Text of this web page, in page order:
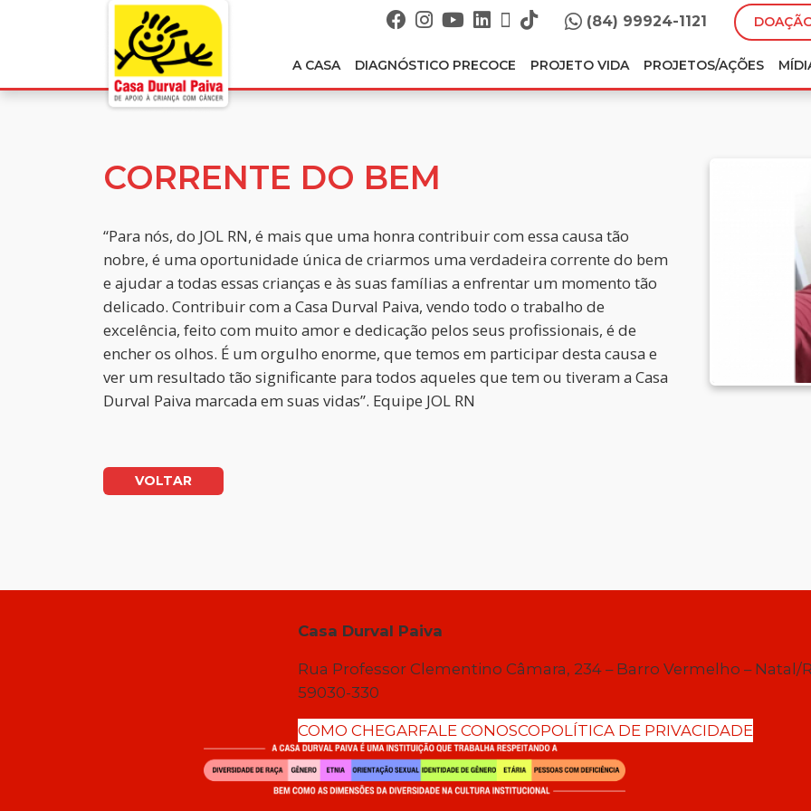
(84) 99924-1121
A CASA DIAGNÓSTICO PRECOCE PROJETO VIDA PROJETOS/AÇÕES
CORRENTE DO BEM
“Para nós, do JOL RN, é mais que uma honra contribuir com essa causa tão
nobre, é uma oportunidade única de criarmos uma verdadeira corrente do bem
e ajudar a todas essas crianças e às suas famílias a enfrentar um momento tão
delicado. Contribuir com a Casa Durval Paiva, vendo todo o trabalho de
excelência, feito com muito amor e dedicação pelos seus profissionais, é de
encher os olhos. É um orgulho enorme, que temos em participar desta causa e
ver um resultado tão significante para todos aqueles que tem ou tiveram a Casa
Durval Paiva marcada em suas vidas”. Equipe JOL RN
VOLTAR
Casa Durval Paiva
Rua Professor Clementino Câmara, 234 – Barro Vermelho – Natal/
59030-330
COMO CHEGARFALE CONOSCOPOLÍTICA DE PRIVACIDADE